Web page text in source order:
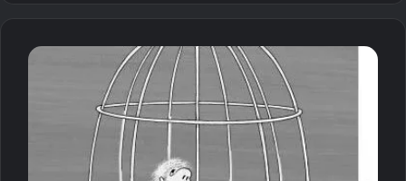
чем поразить «отменённую» по всем фронтам
спортивную нацию. Просто выгнать россиян
с ЧМ оказалось мало. Так что в последний момент нашу
сборную заменили на… украинскую.
Что это: странная провокация или удивительное